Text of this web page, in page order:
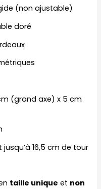
(non ajustable)
doré
(grand axe) x 5 cm
16,5 cm de tour
taille unique et non